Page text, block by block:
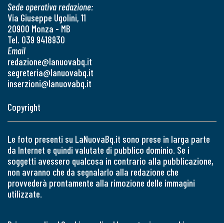
Sede operativa redazione:
Via Giuseppe Ugolini, 11
20900 Monza - MB
Tel. 039 9418930
Email
redazione@lanuovabq.it
segreteria@lanuovabq.it
inserzioni@lanuovabq.it
Copyright
Le foto presenti su LaNuovaBq.it sono prese in larga parte
da Internet e quindi valutate di pubblico dominio. Se i
soggetti avessero qualcosa in contrario alla pubblicazione,
non avranno che da segnalarlo alla redazione che
provvederà prontamente alla rimozione delle immagini
utilizzate.